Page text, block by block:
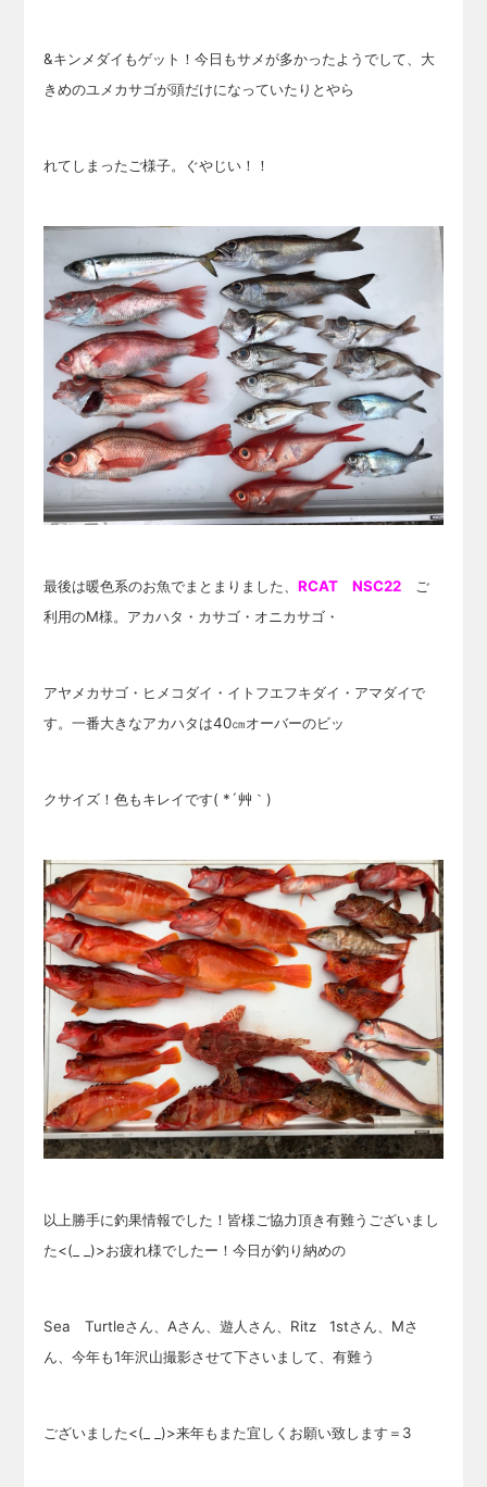
&キンメダイもゲット！今日もサメが多かったようでして、大
きめのユメカサゴが頭だけになっていたりとやら
れてしまったご様子。ぐやじい！！
最後は暖色系のお魚でまとまりました、RCAT NSC22 ご
利用のM様。アカハタ・カサゴ・オニカサゴ・
アヤメカサゴ・ヒメコダイ・イトフエフキダイ・アマダイで
す。一番大きなアカハタは40㎝オーバーのビッ
クサイズ！色もキレイです( *´艸｀)
以上勝手に釣果情報でした！皆様ご協力頂き有難うございまし
た<(_ _)>お疲れ様でしたー！今日が釣り納めの
Sea Turtleさん、Aさん、遊人さん、Ritz 1stさん、Mさ
ん、今年も1年沢山撮影させて下さいまして、有難う
ございま した<(_ _)>来年もまた宜しくお願い致します＝3